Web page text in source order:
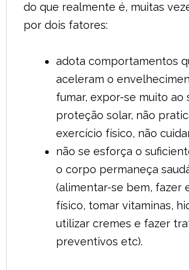
do que realmente é, muitas
por dois fatores:
adota comportamentos
aceleram o
fumar, expor-se muito ao
proteção solar, não
exercício físico, não
não se esforça o
o corpo permaneça
(alimentar-se bem, fazer
físico, tomar vitaminas,
utilizar cremes e fazer
preventivos etc).